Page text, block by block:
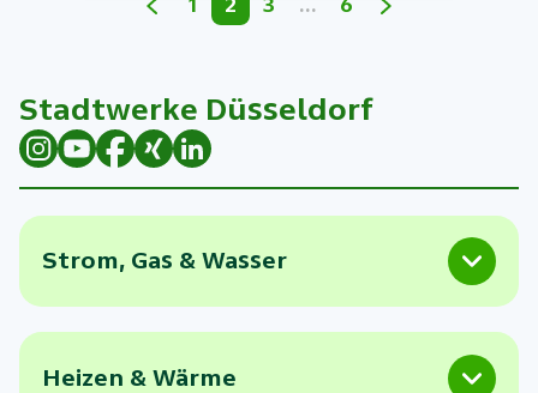
1 2 3 … 6
Stadtwerke Düsseldorf
Strom, Gas & Wasser
Heizen & Wärme